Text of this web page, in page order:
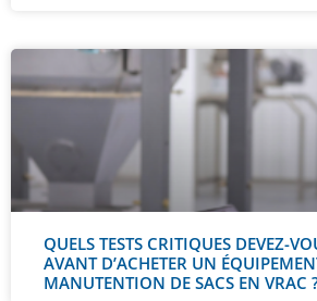
QUELS TESTS CRITIQUES DEVEZ-
AVANT D’ACHETER UN
MANUTENTION DE SACS EN VRAC